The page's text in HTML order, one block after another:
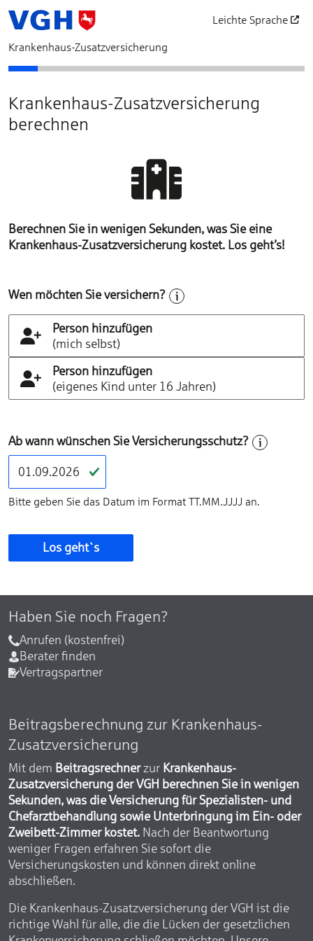
Leichte Sprache
Krankenhaus-Zusatzversicherung
Bedarfsermittlung
Schutz auswählen
Unser Vorschlag für Ihre Krankenversicherung
Beratungsverzicht
Antragsfragen
Personendaten
ZahlungsdatenBeantragen
Krankenhaus-Zusatzversicherung
berechnen
Berechnen Sie in wenigen Sekunden, was Sie eine
Krankenhaus-Zusatzversicherung kostet. Los geht’s!
Wen möchten Sie versichern?
Person hinzufügen
(mich selbst)
Person hinzufügen
(eigenes Kind unter 16 Jahren)
Ab wann wünschen Sie Versicherungsschutz?
Bitte geben Sie das Datum im Format TT.MM.JJJJ an.
Los geht`s
Haben Sie noch Fragen?
Anrufen (kostenfrei)
Berater finden
Vertragspartner
Beitragsberechnung zur Krankenhaus-
Zusatzversicherung
Mit dem Beitragsrechnerzur Krankenhaus-
Zusatzversicherung der VGH berechnen Sie in wenigen
Sekunden, was die Versicherung für Spezialisten- und
Chefarztbehandlung sowie Unterbringung im Ein- oder
Zweibett-Zimmer kostet. Nach der Beantwortung
weniger Fragen erfahren Sie sofort die
Versicherungskosten und können direkt online
abschließen.
Die Krankenhaus-Zusatzversicherung der VGH ist die
richtige Wahl für alle, die die Lücken der gesetzlichen